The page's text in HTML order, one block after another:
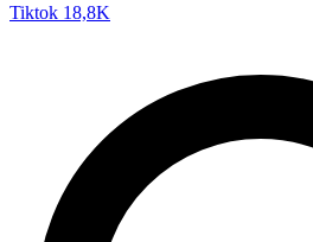
Tiktok 18,8K